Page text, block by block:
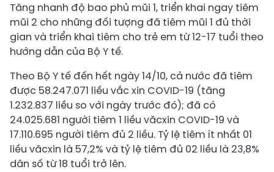
Tăng nhanh độ bao phủ mũi 1, triển khai ngay tiêm
mũi 2 cho những đối tượng đã tiêm mũi 1 đủ thời
gian và triển khai tiêm cho trẻ em từ 12-17 tuổi theo
hướng dẫn của Bộ Y tế.
Theo Bộ Y tế đến hết ngày 14/10, cả nước đã tiêm
được 58.247.071 liều vắc xin COVID-19 (tăng
1.232.837 liều so với ngày trước đó); đã có
24.025.681 người tiêm 1 liều văcxin COVID-19 và
17.110.695 người tiêm đủ 2 liều. Tỷ lệ tiêm ít nhất 01
liều văcxin là 57,2% và tỷ lệ tiêm đủ 02 liều là 23,8%
dân số từ 18 tuổi trở lên.